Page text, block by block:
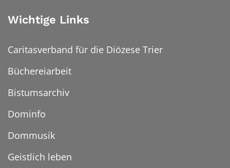
Wichtige Links
Caritasverband für die Diözese Trier
Büchereiarbeit
Bistumsarchiv
Dominfo
Dommusik
Geistlich leben